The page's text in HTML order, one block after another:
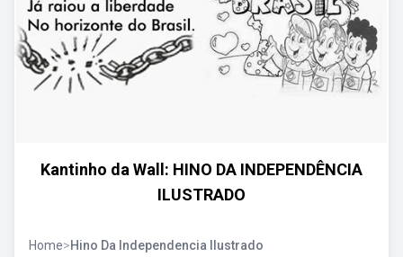
Kantinho da Wall: HINO DA INDEPENDÊNCIA
ILUSTRADO
Home>Hino Da Independencia Ilustrado